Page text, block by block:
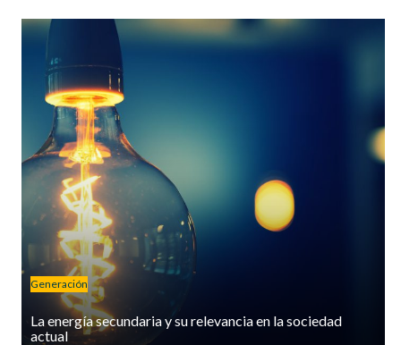
Generación
La energía secundaria y su relevancia en la sociedad
actual